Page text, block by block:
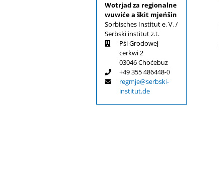
Wotrjad za regionalne
wuwiće a škit mjeńšin
Sorbisches Institut e. V. /
Serbski institut z.t.
Pśi Grodowej
cerkwi 2
03046 Choćebuz
+49 355 486448-0
regmje@serbski-
institut.de